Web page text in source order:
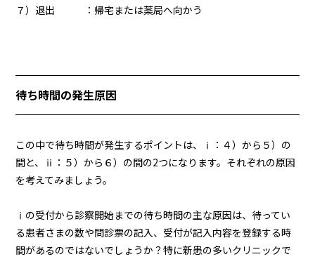
７）退出 ：帰宅または薬局へ向かう
待ち時間の発生原因
この中で待ち時間が発生するポイントは、ⅰ：４）から５）の
間と、ⅱ：５）から６）の間の2つになります。それぞれの原因
を考えてみましょう。
ⅰの受付から診察開始までの待ち時間の主な原因は、待ってい
る患者さまの数や問診票の記入、受付が記入内容を登録する時
間があるのではないでしょうか？特に新患の多いクリニックで